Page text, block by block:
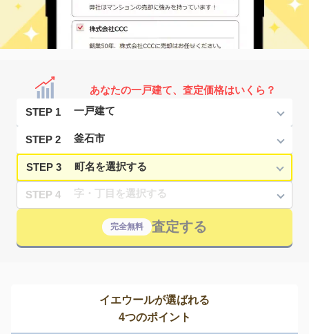
あなたの一戸建て、査定価格はいくら？
STEP 1
STEP 2
STEP 3
STEP 4
完全無料 査定する
イエウールが選ばれる
4つのポイント